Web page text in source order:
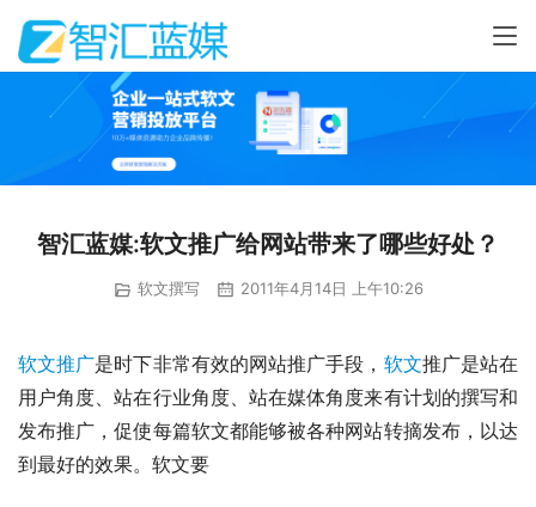
智汇蓝媒:软文推广给网站带来了哪些好处？
软文撰写 2011年4月14日 上午10:26
软文推广是时下非常有效的网站推广手段， 软文推广是站在
用户角度、站在行业角度、站在媒体角度来有计划的撰写和
发布推广，促使每篇软文都能够被各种网站转摘发布，以达
到最好的效果。软文要